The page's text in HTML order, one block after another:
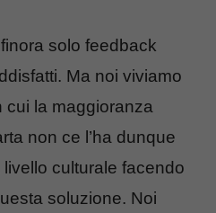
solo feedback
Ma noi viviamo
cui la maggioranza
non ce l’ha dunque
culturale facendo
soluzione. Noi